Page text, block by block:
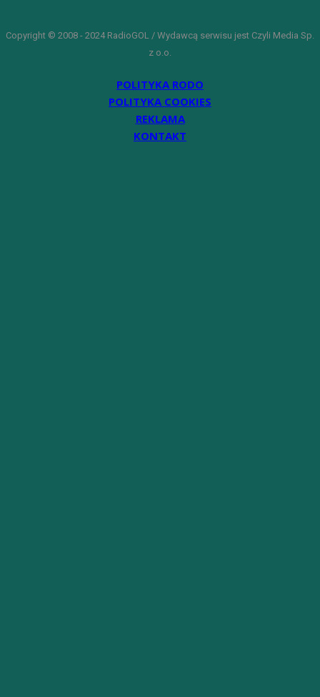
Copyright © 2008 - 2024 RadioGOL / Wydawcą serwisu jest Czyli Media Sp.
z o.o.
POLITYKA RODO
POLITYKA COOKIES
REKLAMA
KONTAKT